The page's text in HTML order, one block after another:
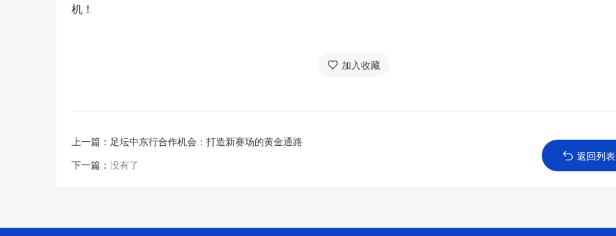
机！
加入收藏
上一篇： 足坛中东行合作机会：打造新赛场的黄金通路
下一篇： 没有了
返回列表